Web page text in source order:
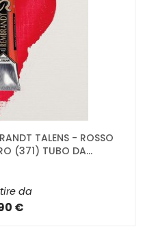
TALENS - ROSSO
(371) TUBO DA...
da
€